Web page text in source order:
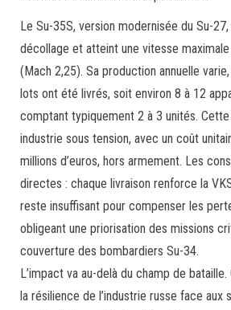
Le Su-35S, version modernisée du Su-
décollage et atteint une vitesse
(Mach 2,25). Sa production annuelle
lots ont été livrés, soit environ 8 à 12
comptant typiquement 2 à 3 unités.
industrie sous tension, avec un coût
millions d’euros, hors armement. Les
directes : chaque livraison renforce la
reste insuffisant pour compenser les
obligeant une priorisation des missions
couverture des bombardiers Su-34.
L’impact va au-delà du champ de
la résilience de l’industrie russe face aux